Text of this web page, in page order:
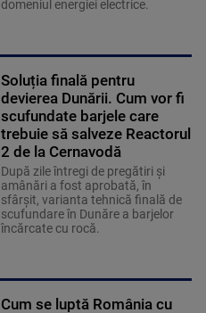
domeniul energiei electrice.
Soluția finală pentru
devierea Dunării. Cum vor fi
scufundate barjele care
trebuie să salveze Reactorul
2 de la Cernavodă
După zile întregi de pregătiri și
amânări a fost aprobată, în
sfârșit, varianta tehnică finală de
scufundare în Dunăre a barjelor
încărcate cu rocă.
Cum se luptă România cu